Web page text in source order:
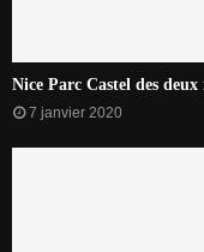
Nice Parc Castel des deux
7 janvier 2020